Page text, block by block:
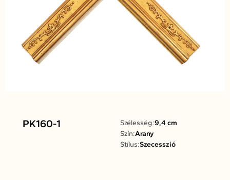
PK160-1 Szélesség:9,4 cm
Szín:Arany
Stílus:Szecesszió